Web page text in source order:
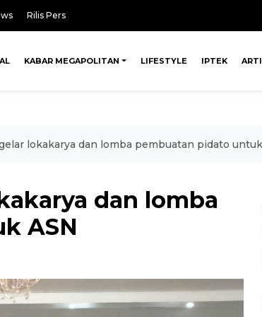
Rilis Pers
KABAR MEGAPOLITAN LIFESTYLE IPTEK
lokakarya dan lomba pembuatan pidato untuk
dan lomba
ASN